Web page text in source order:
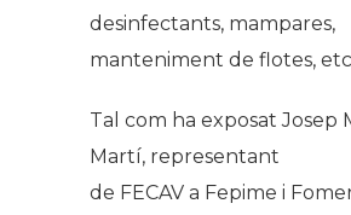
desinfectants, mampares,
manteniment de flotes,
Tal com ha exposat Josep
Martí, representant
de FECAV a Fepime i